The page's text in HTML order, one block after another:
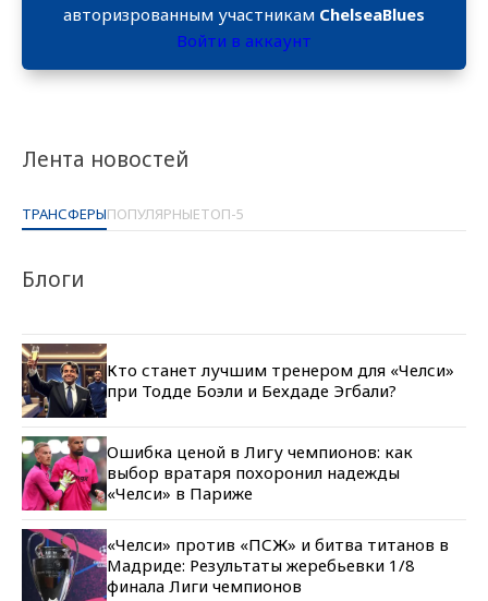
Лента новостей
ТРАНСФЕРЫПОПУЛЯРНЫЕТОП-5
Блоги
Кто станет лучшим тренером для «Челси»
при Тодде Боэли и Бехдаде Эгбали?
Ошибка ценой в Лигу чемпионов: как
выбор вратаря похоронил надежды
«Челси» в Париже
«Челси» против «ПСЖ» и битва титанов в
Мадриде: Результаты жеребьевки 1/8
финала Лиги чемпионов
авторизрованным участникам ChelseaBlues
Войти в аккаунт